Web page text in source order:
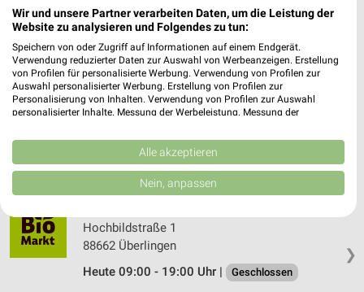
Hauptstr. 31
88161 Lindenberg
601,31 km • Angebote: 1 Prospekt
Reformhaus Merk Leutkirch
Evangelische Kirchgasse 12
574,67 km • Angebote: 1 Prospekt
❯
Hochbildstraße 1
88662 Überlingen
Heute 09:00 - 19:00 Uhr |
Geschlossen
Wir und unsere Partner verarbeiten Daten, um die Leistung der
Website zu analysieren und Folgendes zu tun:
Speichern von oder Zugriff auf Informationen auf einem Endgerät.
Verwendung reduzierter Daten zur Auswahl von Werbeanzeigen. Erstellung
von Profilen für personalisierte Werbung. Verwendung von Profilen zur
Auswahl personalisierter Werbung. Erstellung von Profilen zur
Personalisierung von Inhalten. Verwendung von Profilen zur Auswahl
personalisierter Inhalte. Messung der Werbeleistung. Messung der
Kombinationen von Daten aus verschiedenen Quellen. Entwicklung und
Verbesserung der Angebote. Verwendung reduzierter Daten zur Auswahl
von Inhalten.
Daten können außerhalb der Europäischen Union weitergegeben und in die
USA gesendet werden.
Website/App.
Partnerliste anzeigen (1 IAB-Anbieter)
Wir nutzen Ihre Daten für folgende Zwecke:
Alle akzeptieren
Nein, anpassen